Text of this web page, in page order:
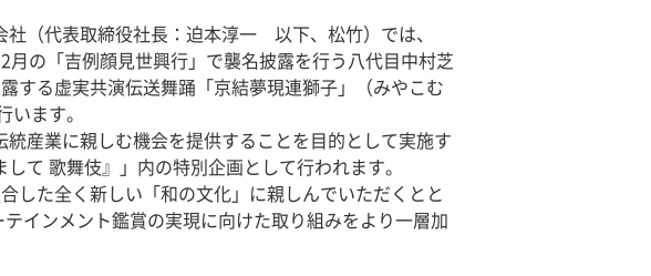
（代表取締役社長：迫本淳一 以下、松竹）では、
の「吉例顔見世興行」で襲名披露を行う八代目中村芝
する虚実共演伝送舞踊「京結夢現連獅子」（みやこむ
ます。
産業に親しむ機会を提供することを目的として実施す
て 歌舞伎』」内の特別企画として行われます。
した全く新しい「和の文化」に親しんでいただくとと
インメント鑑賞の実現に向けた取り組みをより一層加